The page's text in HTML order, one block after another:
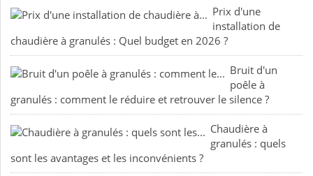
Prix d'une
installation de
chaudière à granulés : Quel budget en 2026 ?
Bruit d'un
poêle à
granulés : comment le réduire et retrouver le silence ?
Chaudière à
granulés : quels
sont les avantages et les inconvénients ?